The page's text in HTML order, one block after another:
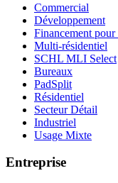
Commercial
Développement
Financement
Multi-résidentiel
SCHL MLI Select
Bureaux
PadSplit
Résidentiel
Secteur Détail
Industriel
Usage Mixte
Entreprise